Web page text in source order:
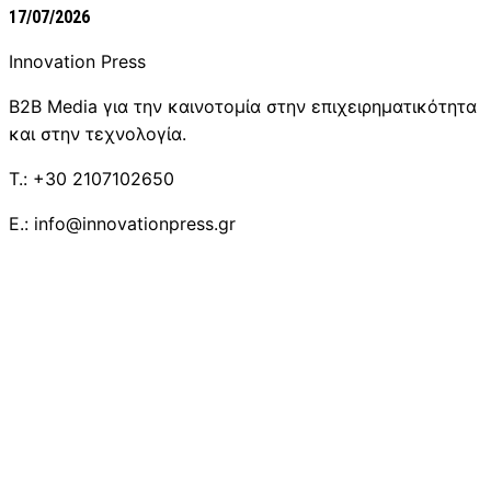
17/07/2026
Innovation Press
B2B Media για την καινοτομία στην επιχειρηματικότητα
και στην τεχνολογία.
T.: +30 2107102650
E.: info@innovationpress.gr